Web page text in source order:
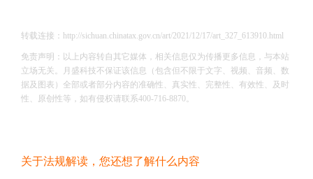
转载连接：http://sichuan.chinatax.gov.cn/art/2021/12/17/art_327_613910.html
免责声明：以上内容转自其它媒体，相关信息仅为传播更多信息，与本站
立场无关。月盛科技不保证该信息（包含但不限于文字、视频、音频、数
据及图表）全部或者部分内容的准确性、真实性、完整性、有效性、及时
性、原创性等，如有侵权请联系400-716-8870。
关于法规解读，您还想了解什么内容